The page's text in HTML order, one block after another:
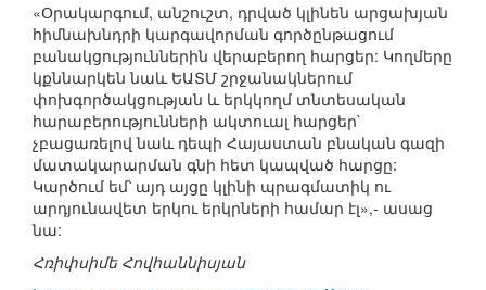
«Օրակարգում, անշուշտ, դրված կլինեն արցախյան
հիմնախնդրի կարգավորման գործընթացում
բանակցություններին վերաբերող հարցեր: Կողմերը
կքննարկեն նաև ԵԱՏՄ շրջանակներում
փոխգործակցության և երկկողմ տնտեսական
հարաբերությունների ակտուալ հարցեր`
չբացառելով նաև դեպի Հայաստան բնական գազի
մատակարարման գնի հետ կապված հարցը:
Կարծում եմ՝ այդ այցը կլինի պրագմատիկ ու
արդյունավետ երկու երկրների համար էլ»,- ասաց
նա:
Հռիփսիմե Հովհաննիսյան